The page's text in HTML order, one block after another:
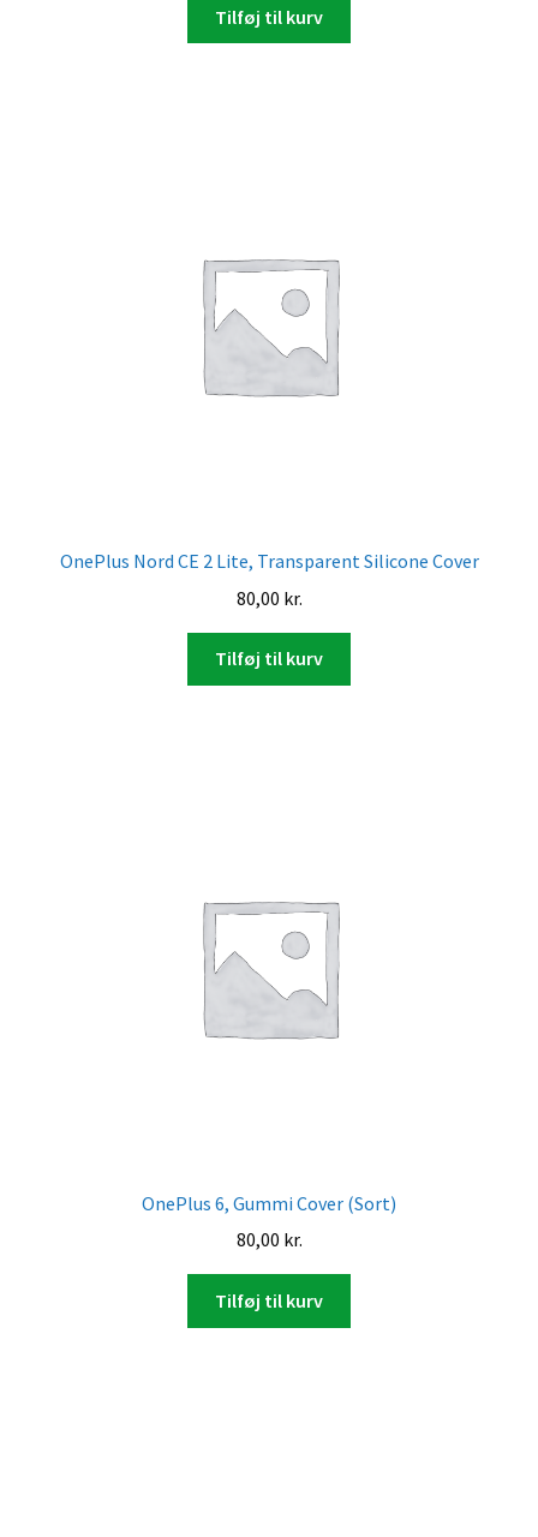
Tilføj til kurv
OnePlus Nord CE 2 Lite, Transparent Silicone Cover
80,00 kr.
Tilføj til kurv
OnePlus 6, Gummi Cover (Sort)
80,00 kr.
Tilføj til kurv